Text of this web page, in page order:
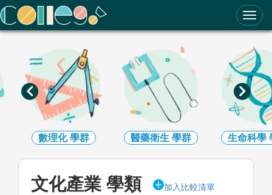
ColleGo! 大學選才與高中育才輔助系統
數理化學群 醫藥衛生 學群 生命科學
文化產業 學類 加入比較清單